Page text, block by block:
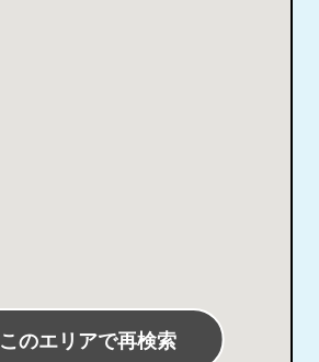
このエリアで再検索